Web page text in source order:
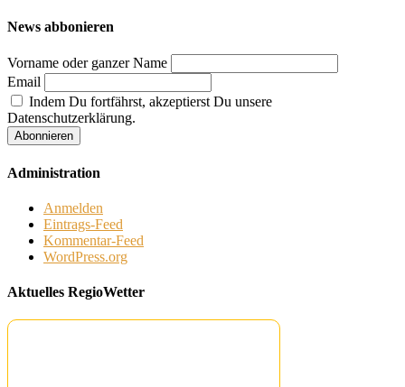
News abbonieren
Vorname oder ganzer Name
Email
Indem Du fortfährst, akzeptierst Du unsere
Datenschutzerklärung.
Administration
Anmelden
Eintrags-Feed
Kommentar-Feed
WordPress.org
Aktuelles RegioWetter